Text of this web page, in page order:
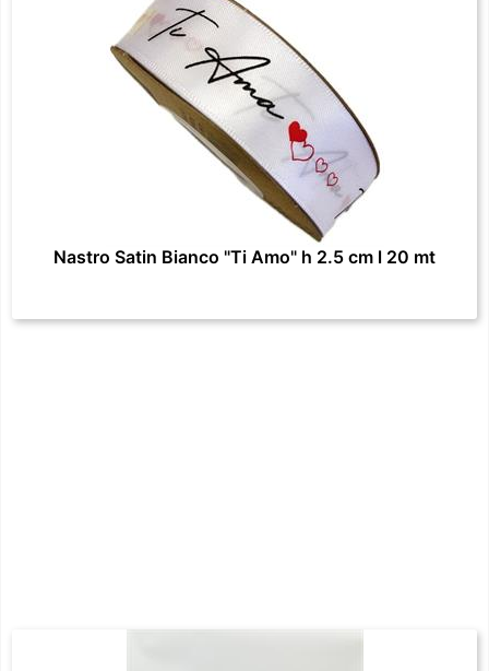
Nastro Satin Bianco "Ti Amo" h 2.5 cm l 20 mt